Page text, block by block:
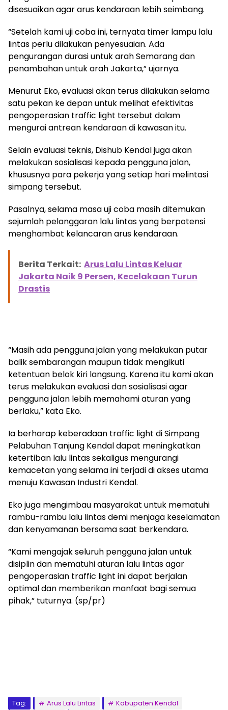
disesuaikan agar arus kendaraan lebih seimbang.
“Setelah kami uji coba ini, ternyata timer lampu lalu
lintas perlu dilakukan penyesuaian. Ada
pengurangan durasi untuk arah Semarang dan
penambahan untuk arah Jakarta,” ujarnya.
Menurut Eko, evaluasi akan terus dilakukan selama
satu pekan ke depan untuk melihat efektivitas
pengoperasian traffic light tersebut dalam
mengurai antrean kendaraan di kawasan itu.
Selain evaluasi teknis, Dishub Kendal juga akan
melakukan sosialisasi kepada pengguna jalan,
khususnya para pekerja yang setiap hari melintasi
simpang tersebut.
Pasalnya, selama masa uji coba masih ditemukan
sejumlah pelanggaran lalu lintas yang berpotensi
menghambat kelancaran arus kendaraan.
Berita Terkait: Arus Lalu Lintas Keluar
Jakarta Naik 9 Persen, Kecelakaan Turun
Drastis
“Masih ada pengguna jalan yang melakukan putar
balik sembarangan maupun tidak mengikuti
ketentuan belok kiri langsung. Karena itu kami akan
terus melakukan evaluasi dan sosialisasi agar
pengguna jalan lebih memahami aturan yang
berlaku,” kata Eko.
Ia berharap keberadaan traffic light di Simpang
Pelabuhan Tanjung Kendal dapat meningkatkan
ketertiban lalu lintas sekaligus mengurangi
kemacetan yang selama ini terjadi di akses utama
menuju Kawasan Industri Kendal.
Eko juga mengimbau masyarakat untuk mematuhi
rambu-rambu lalu lintas demi menjaga keselamatan
dan kenyamanan bersama saat berkendara.
“Kami mengajak seluruh pengguna jalan untuk
disiplin dan mematuhi aturan lalu lintas agar
pengoperasian traffic light ini dapat berjalan
optimal dan memberikan manfaat bagi semua
pihak,” tuturnya. (sp/pr)
Tag: Arus Lalu Lintas
Kabupaten Kendal